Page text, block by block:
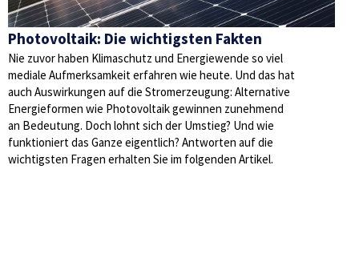
Photovoltaik: Die wichtigsten Fakten
Nie zuvor haben Klimaschutz und Energiewende so viel
mediale Aufmerksamkeit erfahren wie heute. Und das hat
auch Auswirkungen auf die Stromerzeugung: Alternative
Energieformen wie Photovoltaik gewinnen zunehmend
an Bedeutung. Doch lohnt sich der Umstieg? Und wie
funktioniert das Ganze eigentlich? Antworten auf die
wichtigsten Fragen erhalten Sie im folgenden Artikel.